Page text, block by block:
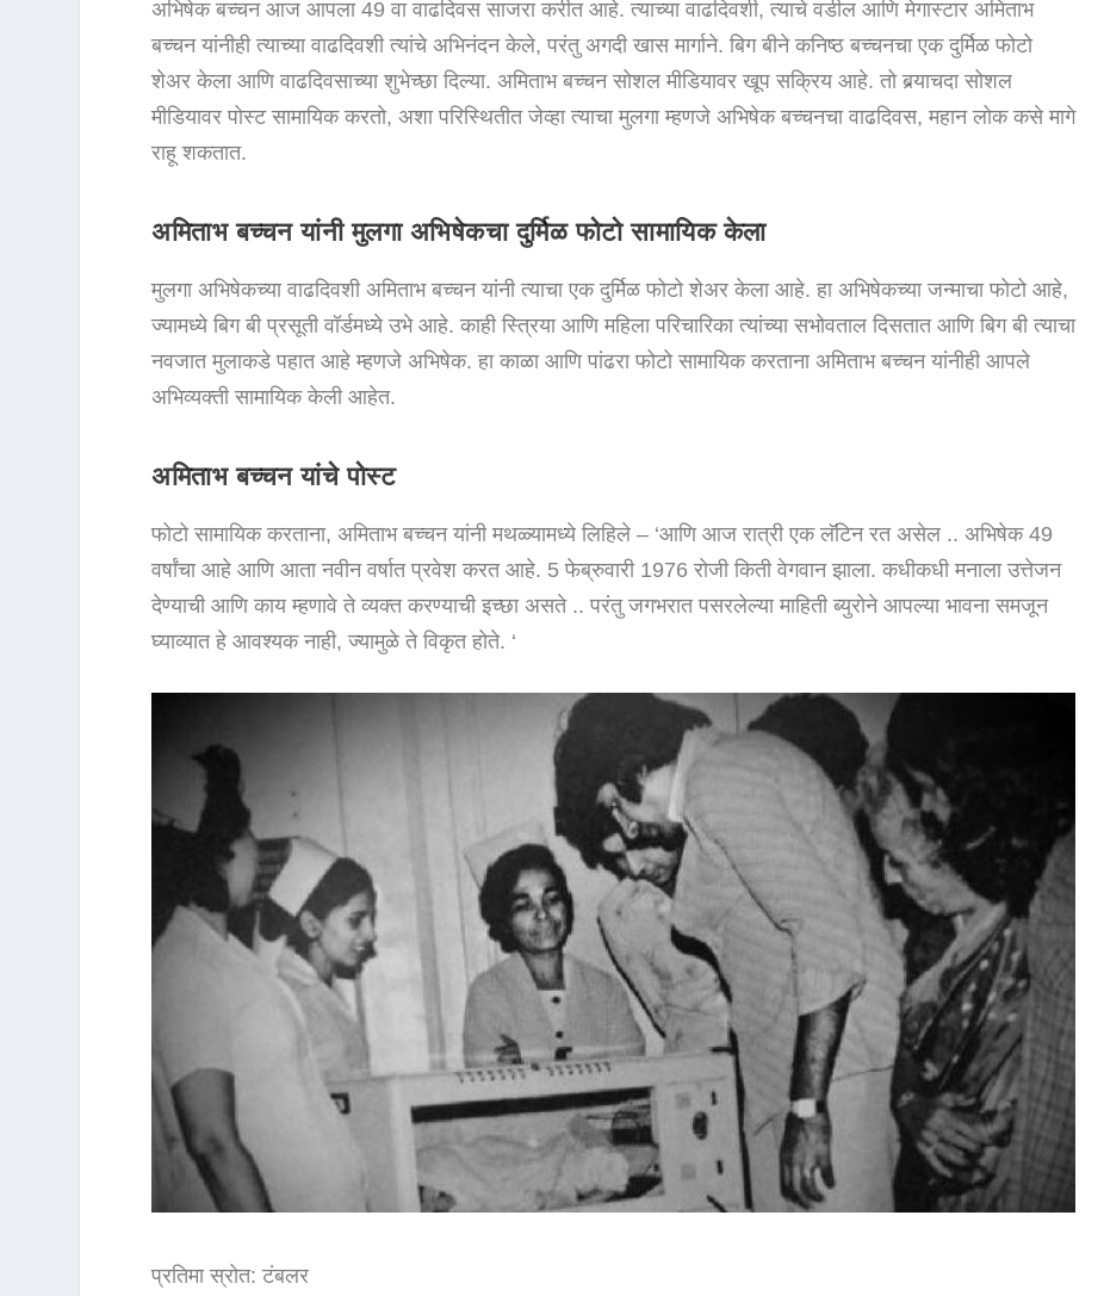
अभिषेक बच्चन आज आपला 49 वा वाढदिवस साजरा करीत आहे. त्याच्या वाढदिवशी, त्याचे वडील आणि मेगास्टार अमिताभ
बच्चन यांनीही त्याच्या वाढदिवशी त्यांचे अभिनंदन केले, परंतु अगदी खास मार्गाने. बिग बीने कनिष्ठ बच्चनचा एक दुर्मिळ फोटो
शेअर केला आणि वाढदिवसाच्या शुभेच्छा दिल्या. अमिताभ बच्चन सोशल मीडियावर खूप सक्रिय आहे. तो बर्‍याचदा सोशल
मीडियावर पोस्ट सामायिक करतो, अशा परिस्थितीत जेव्हा त्याचा मुलगा म्हणजे अभिषेक बच्चनचा वाढदिवस, महान लोक कसे मागे
राहू शकतात.
अमिताभ बच्चन यांनी मुलगा अभिषेकचा दुर्मिळ फोटो सामायिक केला
मुलगा अभिषेकच्या वाढदिवशी अमिताभ बच्चन यांनी त्याचा एक दुर्मिळ फोटो शेअर केला आहे. हा अभिषेकच्या जन्माचा फोटो आहे,
ज्यामध्ये बिग बी प्रसूती वॉर्डमध्ये उभे आहे. काही स्त्रिया आणि महिला परिचारिका त्यांच्या सभोवताल दिसतात आणि बिग बी त्याचा
नवजात मुलाकडे पहात आहे म्हणजे अभिषेक. हा काळा आणि पांढरा फोटो सामायिक करताना अमिताभ बच्चन यांनीही आपले
अभिव्यक्ती सामायिक केली आहेत.
अमिताभ बच्चन यांचे पोस्ट
फोटो सामायिक करताना, अमिताभ बच्चन यांनी मथळ्यामध्ये लिहिले – ‘आणि आज रात्री एक लॅटिन रत असेल .. अभिषेक 49
वर्षांचा आहे आणि आता नवीन वर्षात प्रवेश करत आहे. 5 फेब्रुवारी 1976 रोजी किती वेगवान झाला. कधीकधी मनाला उत्तेजन
देण्याची आणि काय म्हणावे ते व्यक्त करण्याची इच्छा असते .. परंतु जगभरात पसरलेल्या माहिती ब्युरोने आपल्या भावना समजून
घ्याव्यात हे आवश्यक नाही, ज्यामुळे ते विकृत होते. ‘
प्रतिमा स्रोत: टंबलर